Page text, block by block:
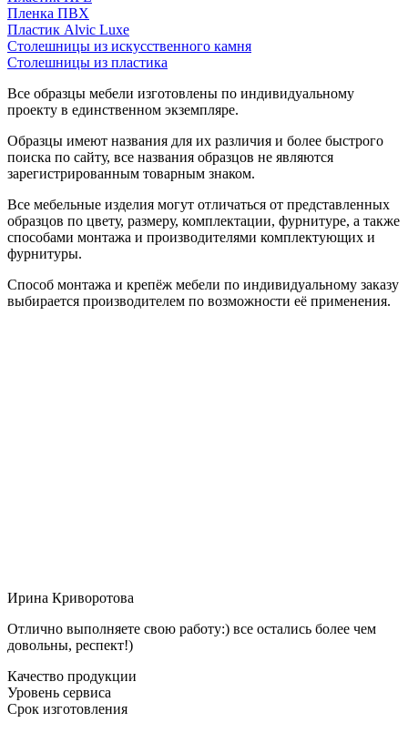
Пленка ПВХ
Пластик Alvic Luxe
Столешницы из искусственного камня
Столешницы из пластика
Все образцы мебели изготовлены по индивидуальному
проекту в единственном экземпляре.
Образцы имеют названия для их различия и более быстрого
поиска по сайту, все названия образцов не являются
зарегистрированным товарным знаком.
Все мебельные изделия могут отличаться от представленных
образцов по цвету, размеру, комплектации, фурнитуре, а также
способами монтажа и производителями комплектующих и
фурнитуры.
Способ монтажа и крепёж мебели по индивидуальному заказу
выбирается производителем по возможности её применения.
Ирина Криворотова
Отлично выполняете свою работу:) все остались более чем
довольны, респект!)
Качество продукции
Уровень сервиса
Срок изготовления